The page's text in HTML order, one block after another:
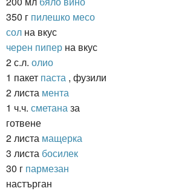
350 г пилешко месо
сол на вкус
черен пипер на вкус
2 с.л. олио
1 пакет паста , фузили
2 листа мента
1 ч.ч. сметана за
готвене
2 листа мащерка
3 листа босилек
30 г пармезан
настърган